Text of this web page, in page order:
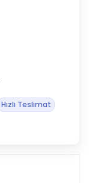
Hızlı Teslimat